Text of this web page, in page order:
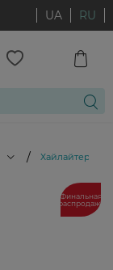
UA RU
/ Хайлайтеры
Финальная
распродажа